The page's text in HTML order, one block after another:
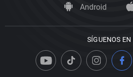
Android
SÍGUENOS EN